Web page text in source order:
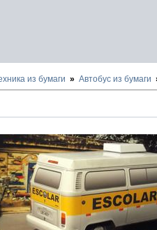
из бумаги Автобус из бумаги